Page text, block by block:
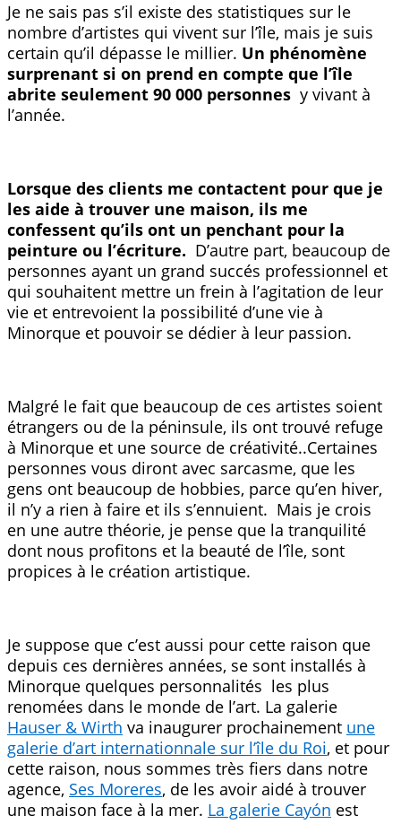
Je ne sais pas s’il existe des statistiques sur le
nombre d’artistes qui vivent sur l’île, mais je suis
certain qu’il dépasse le millier. Un phénomène
surprenant si on prend en compte que l’île
abrite seulement 90 000 personnes y vivant à
l’année.
Lorsque des clients me contactent pour que je
les aide à trouver une maison, ils me
confessent qu’ils ont un penchant pour la
peinture ou l’écriture. D’autre part, beaucoup de
personnes ayant un grand succés professionnel et
qui souhaitent mettre un frein à l’agitation de leur
vie et entrevoient la possibilité d’une vie à
Minorque et pouvoir se dédier à leur passion.
Malgré le fait que beaucoup de ces artistes soient
étrangers ou de la péninsule, ils ont trouvé refuge
à Minorque et une source de créativité..Certaines
personnes vous diront avec sarcasme, que les
gens ont beaucoup de hobbies, parce qu’en hiver,
il n’y a rien à faire et ils s’ennuient. Mais je crois
en une autre théorie, je pense que la tranquilité
dont nous profitons et la beauté de l’île, sont
propices à le création artistique.
Je suppose que c’est aussi pour cette raison que
depuis ces dernières années, se sont installés à
Minorque quelques personnalités les plus
renomées dans le monde de l’art. La galerie
Hauser & Wirth va inaugurer prochainement une
galerie d’art internationnale sur l’île du Roi, et pour
cette raison, nous sommes très fiers dans notre
agence, Ses Moreres, de les avoir aidé à trouver
une maison face à la mer. La galerie Cayón est